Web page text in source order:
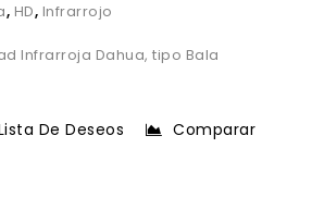
, HD, Infrarrojo
Infrarroja Dahua, tipo Bala
De Deseos Comparar